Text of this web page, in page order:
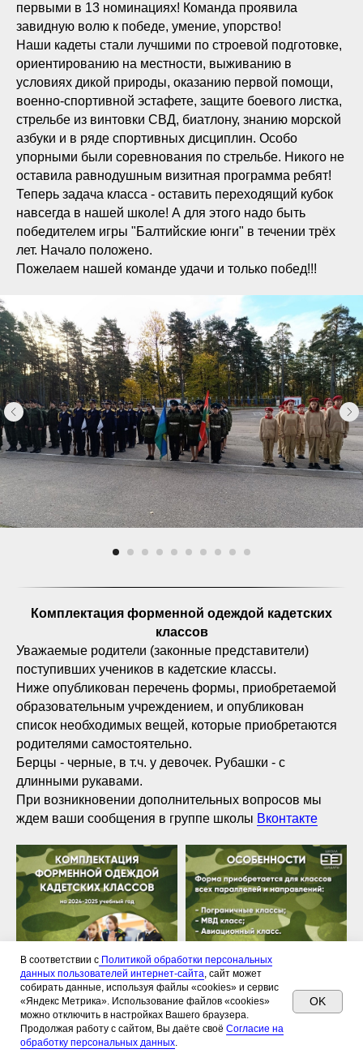
В соответствии с Политикой обработки персональных
данных пользователей интернет-сайта, сайт может
собирать данные, используя файлы «сookies» и сервис
«Яндекс Метрика». Использование файлов «cookies»
можно отключить в настройках Вашего браузера.
Продолжая работу с сайтом, Вы даёте своё Согласие на
обработку персональных данных.
OK
первыми в 13 номинациях! Команда проявила
завидную волю к победе, умение, упорство!
Наши кадеты стали лучшими по строевой подготовке,
ориентированию на местности, выживанию в
условиях дикой природы, оказанию первой помощи,
военно-спортивной эстафете, защите боевого листка,
стрельбе из винтовки СВД, биатлону, знанию морской
азбуки и в ряде спортивных дисциплин. Особо
упорными были соревнования по стрельбе. Никого не
оставила равнодушным визитная программа ребят!
Теперь задача класса - оставить переходящий кубок
навсегда в нашей школе! А для этого надо быть
победителем игры "Балтийские юнги" в течении трёх
лет. Начало положено.
Пожелаем нашей команде удачи и только побед!!!
Комплектация форменной одеждой кадетских
классов
Уважаемые родители (законные представители)
поступивших учеников в кадетские классы.
Ниже опубликован перечень формы, приобретаемой
образовательным учреждением, и опубликован
список необходимых вещей, которые приобретаются
родителями самостоятельно.
Берцы - черные, в т.ч. у девочек. Рубашки - с
длинными рукавами.
При возникновении дополнительных вопросов мы
ждем ваши сообщения в группе школы Вконтакте